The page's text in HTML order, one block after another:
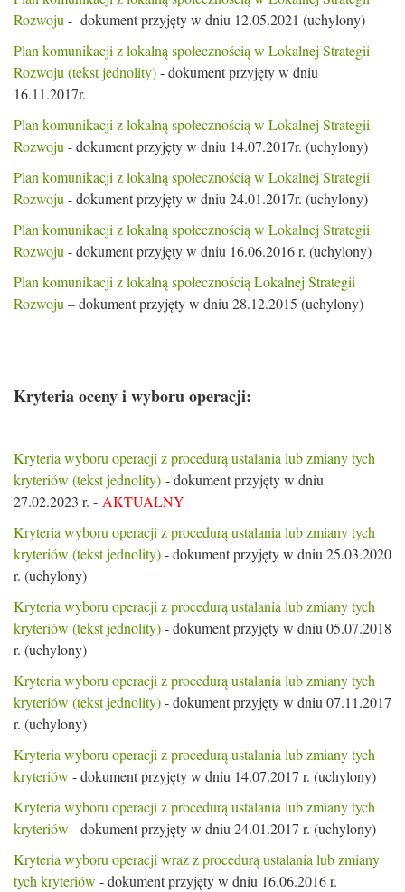
Rozwoju - dokument przyjęty w dniu 12.05.2021 (uchylony)
Plan komunikacji z lokalną społecznością w Lokalnej Strategii
Rozwoju (tekst jednolity)- dokument przyjęty w dniu
16.11.2017r.
Plan komunikacji z lokalną społecznością w Lokalnej Strategii
Rozwoju - dokument przyjęty w dniu 14.07.2017r. (uchylony)
Plan komunikacji z lokalną społecznością w Lokalnej Strategii
Rozwoju - dokument przyjęty w dniu 24.01.2017r. (uchylony)
Plan komunikacji z lokalną społecznością w Lokalnej Strategii
Rozwoju - dokument przyjęty w dniu 16.06.2016 r. (uchylony)
Plan komunikacji z lokalną społecznością Lokalnej Strategii
Rozwoju – dokument przyjęty w dniu 28.12.2015 (uchylony)
Kryteria oceny i wyboru operacji:
Kryteria wyboru operacji z procedurą ustalania lub zmiany tych
kryteriów (tekst jednolity) - dokument przyjęty w dniu
27.02.2023 r. - AKTUALNY
Kryteria wyboru operacji z procedurą ustalania lub zmiany tych
kryteriów (tekst jednolity)- dokument przyjęty w dniu 25.03.2020
r. (uchylony)
Kryteria wyboru operacji z procedurą ustalania lub zmiany tych
kryteriów (tekst jednolity)- dokument przyjęty w dniu 05.07.2018
r. (uchylony)
Kryteria wyboru operacji z procedurą ustalania lub zmiany tych
kryteriów (tekst jednolity)- dokument przyjęty w dniu 07.11.2017
r. (uchylony)
Kryteria wyboru operacji z procedurą ustalania lub zmiany tych
kryteriów - dokument przyjęty w dniu 14.07.2017 r. (uchylony)
Kryteria wyboru operacji z procedurą ustalania lub zmiany tych
kryteriów - dokument przyjęty w dniu 24.01.2017 r. (uchylony)
Kryteria wyboru operacji wraz z procedurą ustalania lub zmiany
tych kryteriów - dokument przyjęty w dniu 16.06.2016 r.